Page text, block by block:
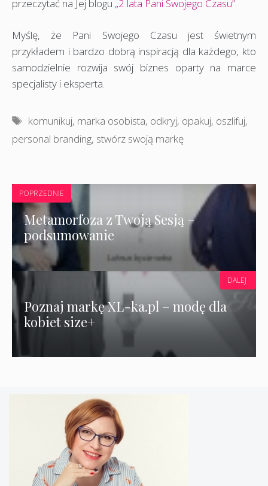
przeczytać na Jej blogu „2 lata Pani Swojego Czasu”.
Myślę, że Pani Swojego Czasu jest świetnym
przykładem i bardzo dobrą inspiracją dla każdego, kto
samodzielnie rozwija swój biznes oparty na marce
specjalisty i eksperta.
Tagi
komunikuj, marka osobista, odkryj, opakuj, oszlifuj,
personal branding, stwórz swoją markę
POPRZEDNIE
Metamorfoza z Twoją Sesją –
podsumowanie
Poznaj markę XL-ka.pl – modę dla
kobiet size+
DALEJ